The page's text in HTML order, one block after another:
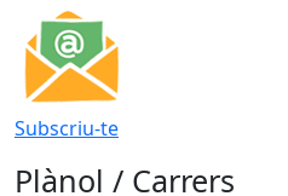
Subscriu-te
Plànol / Carrers